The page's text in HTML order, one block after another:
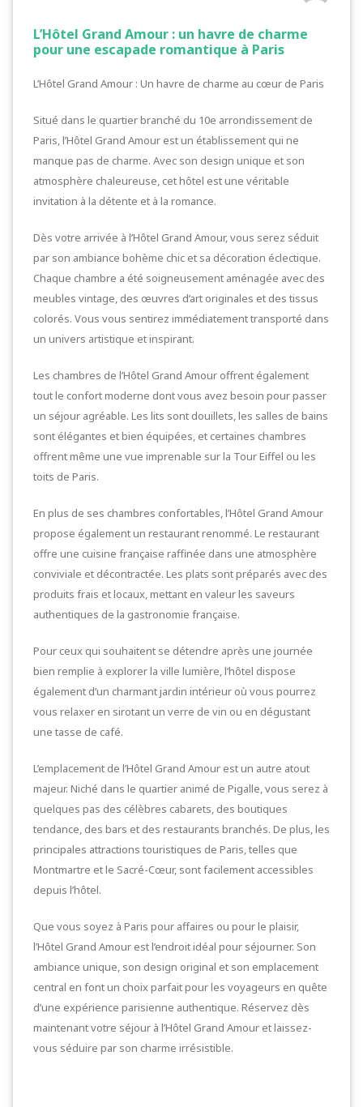
L’Hôtel Grand Amour : un havre de charme
pour une escapade romantique à Paris
L’Hôtel Grand Amour : Un havre de charme au cœur de Paris
Situé dans le quartier branché du 10e arrondissement de
Paris, l’Hôtel Grand Amour est un établissement qui ne
manque pas de charme. Avec son design unique et son
atmosphère chaleureuse, cet hôtel est une véritable
invitation à la détente et à la romance.
Dès votre arrivée à l’Hôtel Grand Amour, vous serez séduit
par son ambiance bohème chic et sa décoration éclectique.
Chaque chambre a été soigneusement aménagée avec des
meubles vintage, des œuvres d’art originales et des tissus
colorés. Vous vous sentirez immédiatement transporté dans
un univers artistique et inspirant.
Les chambres de l’Hôtel Grand Amour offrent également
tout le confort moderne dont vous avez besoin pour passer
un séjour agréable. Les lits sont douillets, les salles de bains
sont élégantes et bien équipées, et certaines chambres
offrent même une vue imprenable sur la Tour Eiffel ou les
toits de Paris.
En plus de ses chambres confortables, l’Hôtel Grand Amour
propose également un restaurant renommé. Le restaurant
offre une cuisine française raffinée dans une atmosphère
conviviale et décontractée. Les plats sont préparés avec des
produits frais et locaux, mettant en valeur les saveurs
authentiques de la gastronomie française.
Pour ceux qui souhaitent se détendre après une journée
bien remplie à explorer la ville lumière, l’hôtel dispose
également d’un charmant jardin intérieur où vous pourrez
vous relaxer en sirotant un verre de vin ou en dégustant
une tasse de café.
L’emplacement de l’Hôtel Grand Amour est un autre atout
majeur. Niché dans le quartier animé de Pigalle, vous serez à
quelques pas des célèbres cabarets, des boutiques
tendance, des bars et des restaurants branchés. De plus, les
principales attractions touristiques de Paris, telles que
Montmartre et le Sacré-Cœur, sont facilement accessibles
depuis l’hôtel.
Que vous soyez à Paris pour affaires ou pour le plaisir,
l’Hôtel Grand Amour est l’endroit idéal pour séjourner. Son
ambiance unique, son design original et son emplacement
central en font un choix parfait pour les voyageurs en quête
d’une expérience parisienne authentique. Réservez dès
maintenant votre séjour à l’Hôtel Grand Amour et laissez-
vous séduire par son charme irrésistible.